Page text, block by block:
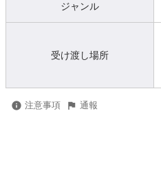
ジャンル
受け渡し場所
注意事項 通報